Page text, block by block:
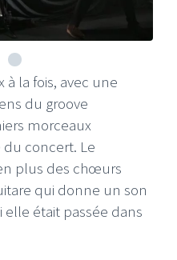
la fois, avec une
du groove
morceaux
concert. Le
plus des chœurs
qui donne un son
était passée dans